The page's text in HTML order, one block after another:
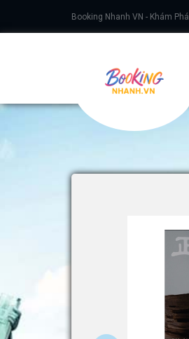
Booking Nhanh VN - Khám